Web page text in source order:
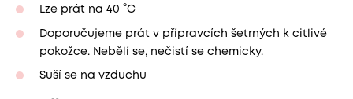
Lze prát na 40 °C
Doporučujeme prát v přípravcích šetrných k citlivé
pokožce. Nebělí se, nečistí se chemicky.
Suší se na vzduchu